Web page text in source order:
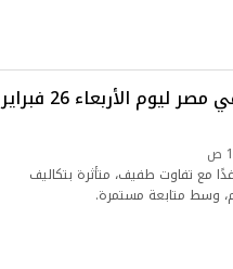
أسعار الفراخ المتوقعة في مصر ليوم الأربعاء 26 فبراير
مع تفاوت طفيف، متأثرة بتكاليف
وسط متابعة مستمرة.